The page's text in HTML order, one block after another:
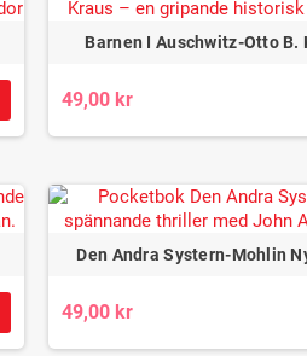
Barnen I Auschwitz-Otto B.
49,00 kr
Den Andra Systern-Mohlin
49,00 kr